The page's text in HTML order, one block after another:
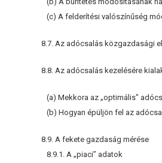
(a) Mekkora az „optimális"
8.9. A fekete gazdaság mérése
8.9.1. A „piaci” adatok